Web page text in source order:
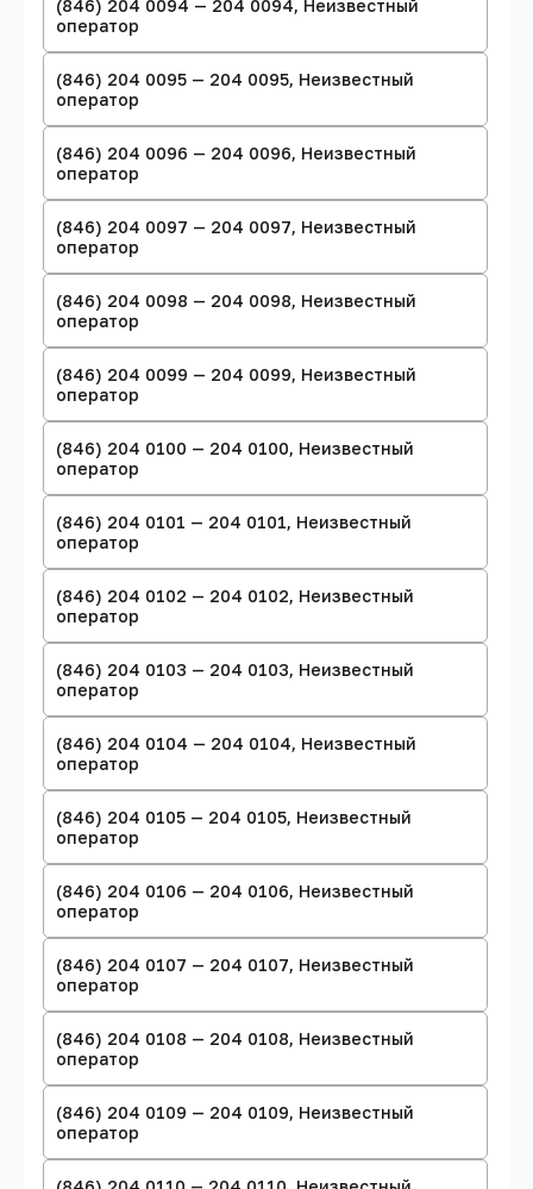
(846) 204 0094 — 204 0094, Неизвестный
оператор
(846) 204 0095 — 204 0095, Неизвестный
оператор
(846) 204 0096 — 204 0096, Неизвестный
оператор
(846) 204 0097 — 204 0097, Неизвестный
оператор
(846) 204 0098 — 204 0098, Неизвестный
оператор
(846) 204 0099 — 204 0099, Неизвестный
оператор
(846) 204 0100 — 204 0100, Неизвестный
оператор
(846) 204 0101 — 204 0101, Неизвестный
оператор
(846) 204 0102 — 204 0102, Неизвестный
оператор
(846) 204 0103 — 204 0103, Неизвестный
оператор
(846) 204 0104 — 204 0104, Неизвестный
оператор
(846) 204 0105 — 204 0105, Неизвестный
оператор
(846) 204 0106 — 204 0106, Неизвестный
оператор
(846) 204 0107 — 204 0107, Неизвестный
оператор
(846) 204 0108 — 204 0108, Неизвестный
оператор
(846) 204 0109 — 204 0109, Неизвестный
оператор